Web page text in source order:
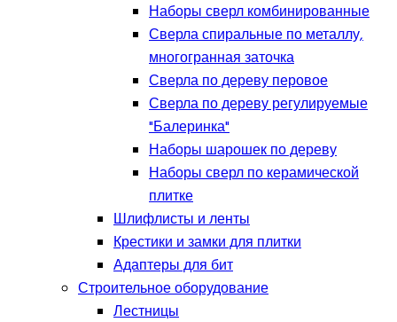
Наборы сверл комбинированные
Сверла спиральные по металлу,
многогранная заточка
Сверла по дереву перовое
Сверла по дереву регулируемые
"Балеринка"
Наборы шарошек по дереву
Наборы сверл по керамической
плитке
Шлифлисты и ленты
Крестики и замки для плитки
Адаптеры для бит
Строительное оборудование
Лестницы